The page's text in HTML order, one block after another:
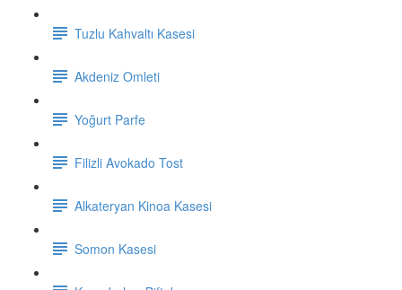
Tuzlu Kahvaltı Kasesi
Akdeniz Omleti
Yoğurt Parfe
Filizli Avokado Tost
Alkateryan Kinoa Kasesi
Somon Kasesi